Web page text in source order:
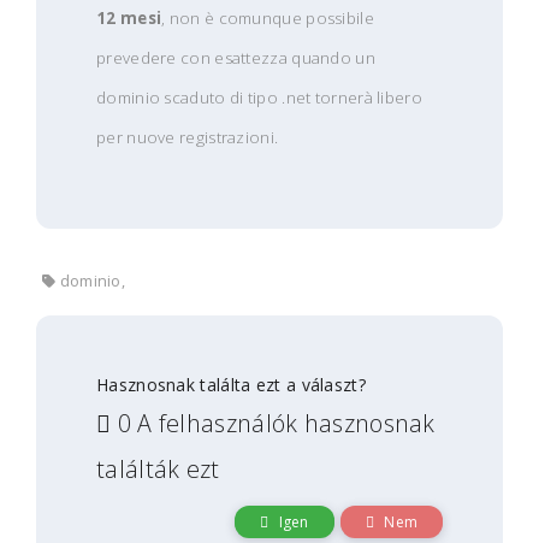
12 mesi, non è comunque possibile
prevedere con esattezza quando un
dominio scaduto di tipo .net tornerà libero
per nuove registrazioni.
dominio,
Hasznosnak találta ezt a választ?
0 A felhasználók hasznosnak
találták ezt
Igen Nem